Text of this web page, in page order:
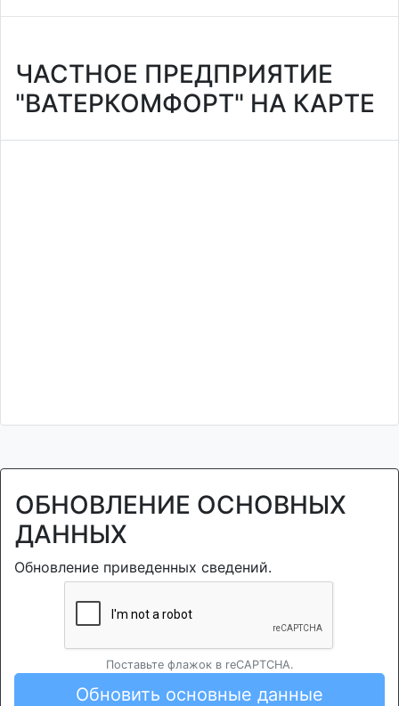
ЧАСТНОЕ ПРЕДПРИЯТИЕ
"ВАТЕРКОМФОРТ" НА КАРТЕ
ОБНОВЛЕНИЕ ОСНОВНЫХ
ДАННЫХ
Обновление приведенных сведений.
Поставьте флажок в reCAPTCHA.
Обновить основные данные